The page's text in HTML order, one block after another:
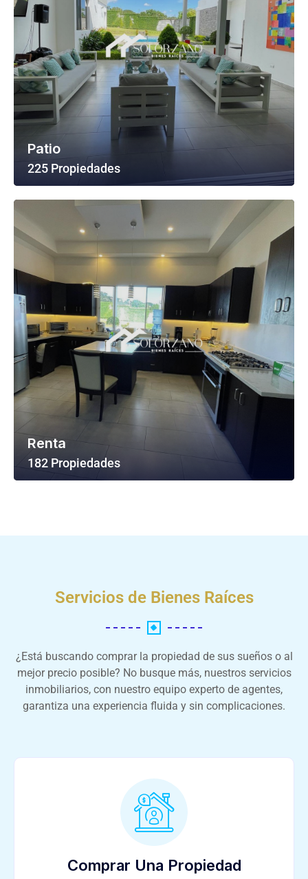
Patio
225 Propiedades
Ver Todas Las Propiedades
Renta
182 Propiedades
Servicios de Bienes Raíces
¿Está buscando comprar la propiedad de sus sueños o al
mejor precio posible? No busque más, nuestros servicios
inmobiliarios, con nuestro equipo experto de agentes,
garantiza una experiencia fluida y sin complicaciones.
Comprar Una Propiedad